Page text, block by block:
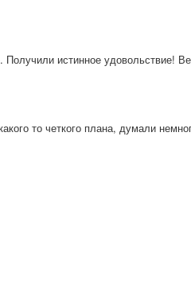
истинное удовольствие!
то четкого плана, думали